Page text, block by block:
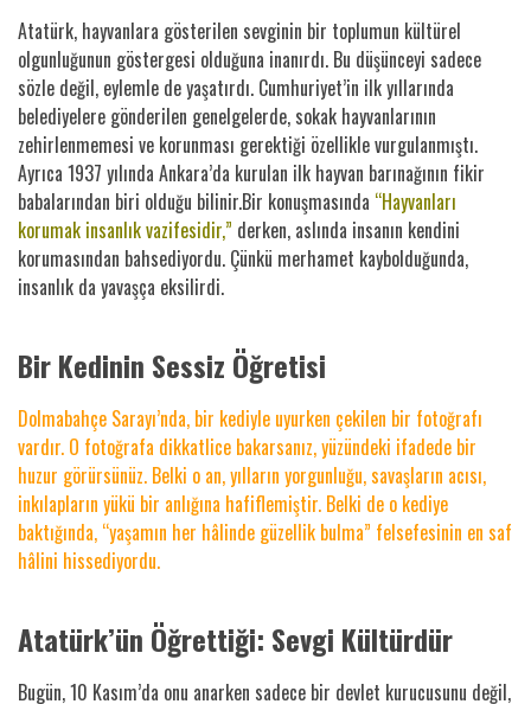
Atatürk, hayvanlara gösterilen sevginin bir toplumun kültürel
olgunluğunun göstergesi olduğuna inanırdı. Bu düşünceyi sadece
sözle değil, eylemle de yaşatırdı. Cumhuriyet’in ilk yıllarında
belediyelere gönderilen genelgelerde, sokak hayvanlarının
zehirlenmemesi ve korunması gerektiği özellikle vurgulanmıştı.
Ayrıca 1937 yılında Ankara’da kurulan ilk hayvan barınağının fikir
babalarından biri olduğu bilinir.Bir konuşmasında “Hayvanları
korumak insanlık vazifesidir,” derken, aslında insanın kendini
korumasından bahsediyordu. Çünkü merhamet kaybolduğunda,
insanlık da yavaşça eksilirdi.
Bir Kedinin Sessiz Öğretisi
Dolmabahçe Sarayı’nda, bir kediyle uyurken çekilen bir fotoğrafı
vardır. O fotoğrafa dikkatlice bakarsanız, yüzündeki ifadede bir
huzur görürsünüz. Belki o an, yılların yorgunluğu, savaşların acısı,
inkılapların yükü bir anlığına hafiflemiştir. Belki de o kediye
baktığında, “yaşamın her hâlinde güzellik bulma” felsefesinin en saf
hâlini hissediyordu.
Atatürk’ün Öğrettiği: Sevgi Kültürdür
Bugün, 10 Kasım’da onu anarken sadece bir devlet kurucusunu değil,